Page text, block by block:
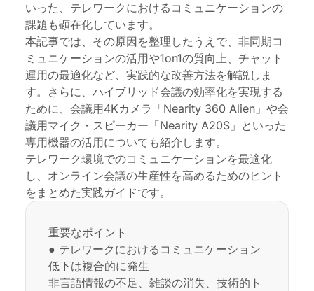
6.まとめ：テレワークのコミュニケーションを次の
レベルへ
7.FAQ（テレワークにおけるコミュニケーションに
関するよくある質問）
いった、テレワークにおけるコミュニケーションの
課題も顕在化しています。
本記事では、その原因を整理したうえで、非同期コ
ミュニケーションの活用や1on1の質向上、チャット
運用の最適化など、実践的な改善方法を解説しま
す。さらに、ハイブリッド会議の効率化を実現する
ために、会議用4Kカメラ「Nearity 360 Alien」や会
議用マイク・スピーカー「Nearity A20S」といった
専用機器の活用についても紹介します。
テレワーク環境でのコミュニケーションを最適化
し、オンライン会議の生産性を高めるためのヒント
をまとめた実践ガイドです。
重要なポイント
● テレワークにおけるコミュニケーション
低下は複合的に発生
非言語情報の不足、雑談の消失、技術的ト